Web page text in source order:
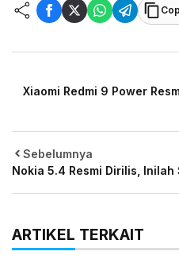
Sebelumnya
Nokia 5.4 Resmi Dirilis,
Xiaomi Redmi 9 Power
ARTIKEL TERKAIT